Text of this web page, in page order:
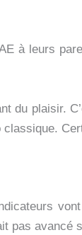
à leurs
plaisir.
pas avancé